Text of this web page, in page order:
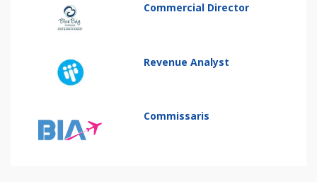
Commercial Director
Revenue Analyst
Commissaris